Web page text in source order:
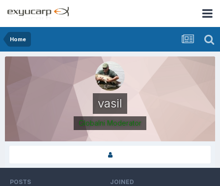
Home
vasil
Globalni Moderator
POSTS JOINED